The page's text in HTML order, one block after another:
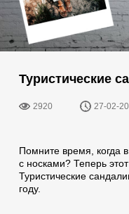
Туристические
2920 27-02-
Помните время, когда
с носками? Теперь
Туристические
году.